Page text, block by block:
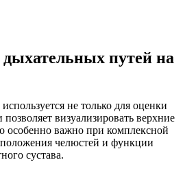
путей на
не только для оценки
визуализировать верхние
особенно важно при комплексной
положения челюстей и функции
сустава.